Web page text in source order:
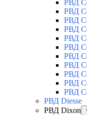
РВД
РВД
РВД
РВД
РВД
РВД
РВД
РВД
РВД
РВД
РВД
РВД Diesse
РВД Dixon